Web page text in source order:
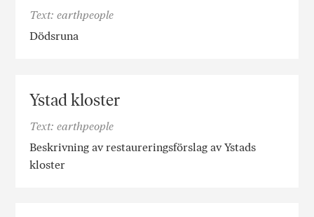
Text: earthpeople
Dödsruna
Ystad kloster
Text: earthpeople
Beskrivning av restaureringsförslag av Ystads
kloster